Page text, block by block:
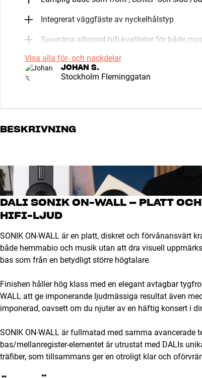
Integrerat väggfäste av nyckelhålstyp
Suveräna allround-hifi-kvaliteter för både
Visa alla för- och nackdelar
JOHAN S.
Stockholm Fleminggatan
BESKRIVNING
DALI SONIK ON-WALL – PLATT
HIFI-LJUD
SONIK ON-WALL är en platt, diskret och förvånansvärt
både hemmabio och musik utan att dra visuell
bas som från en betydligt större högtalare.
Finishen håller hög klass med en elegant avtagbar
WALL att ge imponerande ljudmässiga resultat även
imponerad, oavsett om du njuter av en häftig konsert i
SONIK ON-WALL är fullmatad med samma avancerade
bas/mellanregister-elementet är utrustat med DALIs
träfiber, som tillsammans ger en otroligt klar och